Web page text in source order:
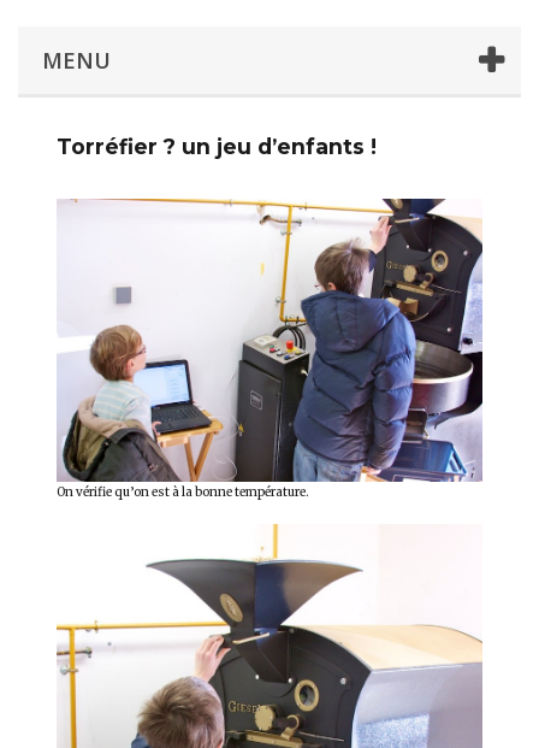
MENU
Torréfier ? un jeu d’enfants !
On vérifie qu’on est à la bonne température.